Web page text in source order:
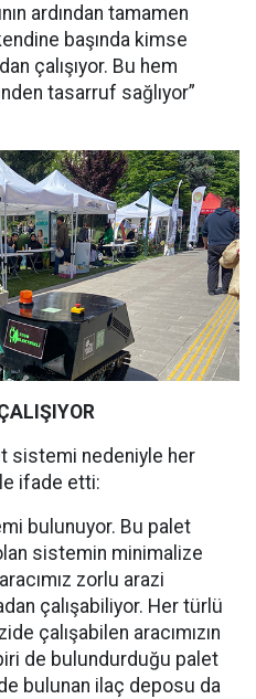
ardından tamamen
başında kimse
çalışıyor. Bu hem
tasarruf sağlıyor”
sistemi nedeniyle her
ifade etti:
bulunuyor. Bu palet
sistemin minimalize
zorlu arazi
çalışabiliyor. Her türlü
çalışabilen aracımızın
de bulundurduğu palet
bulunan ilaç deposu da